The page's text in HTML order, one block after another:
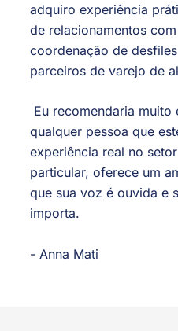
adquiro experiência
de relacionamentos
coordenação de
parceiros de varejo de
Eu recomendaria muito
qualquer pessoa que
experiência real no
particular, oferece um
que sua voz é ouvida e
importa.
- Anna Mati